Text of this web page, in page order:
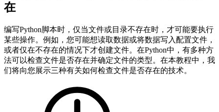
在
编写Python脚本时，仅当文件或目录不存在时，才可能要执行
某些操作。例如，您可能想读取数据或将数据写入配置文件，
或者仅在不存在的情况下才创建文件。在Python中，有多种方
法可以检查文件是否存在并确定文件的类型。在本教程中，我
们将向您展示三种有关如何检查文件是否存在的技术。